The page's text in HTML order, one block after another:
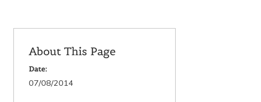
About This Page
Date:
07/08/2014